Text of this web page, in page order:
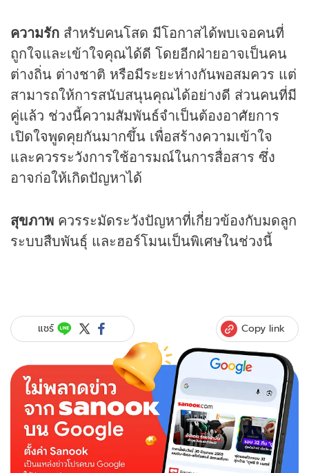
ความรัก สำหรับคนโสด มีโอกาสได้พบเจอคนที่
ถูกใจและเข้าใจคุณได้ดี โดยอีกฝ่ายอาจเป็นคน
ต่างถิ่น ต่างชาติ หรือมีระยะห่างกันพอสมควร แต่
สามารถให้การสนับสนุนคุณได้อย่างดี ส่วนคนที่มี
คู่แล้ว ช่วงนี้ความสัมพันธ์จำเป็นต้องอาศัยการ
เปิดใจพูดคุยกันมากขึ้น เพื่อสร้างความเข้าใจ
และควรระวังการใช้อารมณ์ในการสื่อสาร ซึ่ง
อาจก่อให้เกิดปัญหาได้
สุขภาพ ควรระมัดระวังปัญหาที่เกี่ยวข้องกับมดลูก
ระบบสืบพันธุ์ และฮอร์โมนเป็นพิเศษในช่วงนี้
แชร์ Copy link